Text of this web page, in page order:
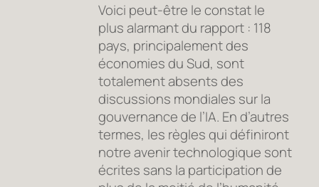
Voici peut-être le constat le
plus alarmant du rapport : 118
pays, principalement des
économies du Sud, sont
totalement absents des
discussions mondiales sur la
gouvernance de l’IA. En d’autres
termes, les règles qui définiront
notre avenir technologique sont
écrites sans la participation de